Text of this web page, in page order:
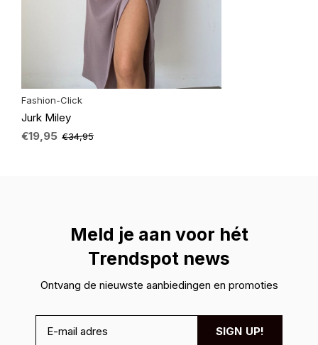
Fashion-Click
Jurk Miley
€19,95 €34,95
Meld je aan voor hét
Trendspot news
Ontvang de nieuwste aanbiedingen en promoties
SIGN UP!